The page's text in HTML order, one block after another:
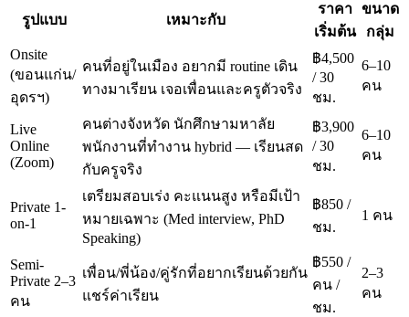
รูปแบบ เหมาะกับ
ราคา
เริ่มต้น
ขนาด
กลุ่ม
Onsite
(ขอนแก่น/
อุดรฯ)
คนที่อยู่ในเมือง อยากมี routine เดิน
ทางมาเรียน เจอเพื่อนและครูตัวจริง
฿4,500
/ 30
ชม.
6–10
คน
Live
Online
(Zoom)
คนต่างจังหวัด นักศึกษามหาลัย
พนักงานที่ทำงาน hybrid — เรียนสด
กับครูจริง
฿3,900
/ 30
ชม.
6–10
คน
Private 1-
on-1
เตรียมสอบเร่ง คะแนนสูง หรือมีเป้า
หมายเฉพาะ (Med interview, PhD
Speaking)
฿850 /
ชม.
1 คน
Semi-
Private 2–3
คน
เพื่อน/พี่น้อง/คู่รักที่อยากเรียนด้วยกัน
แชร์ค่าเรียน
฿550 /
คน /
ชม.
2–3
คน